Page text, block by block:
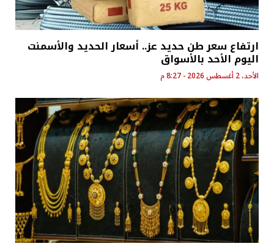
ارتفاع سعر طن حديد عز.. أسعار الحديد والأسمنت
اليوم الأحد بالأسواق
الأحد، 2 أغسطس 2026 - 8:27 م